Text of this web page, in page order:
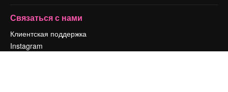
Связаться с нами
Клиентская поддержка
Instagram